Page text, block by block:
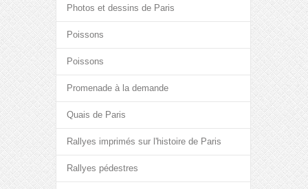
Photos et dessins de Paris
Poissons
Poissons
Promenade à la demande
Quais de Paris
Rallyes imprimés sur l'histoire de Paris
Rallyes pédestres